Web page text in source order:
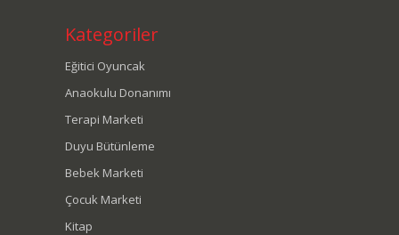
Kategoriler
Eğitici Oyuncak
Anaokulu Donanımı
Terapi Marketi
Duyu Bütünleme
Bebek Marketi
Çocuk Marketi
Kitap